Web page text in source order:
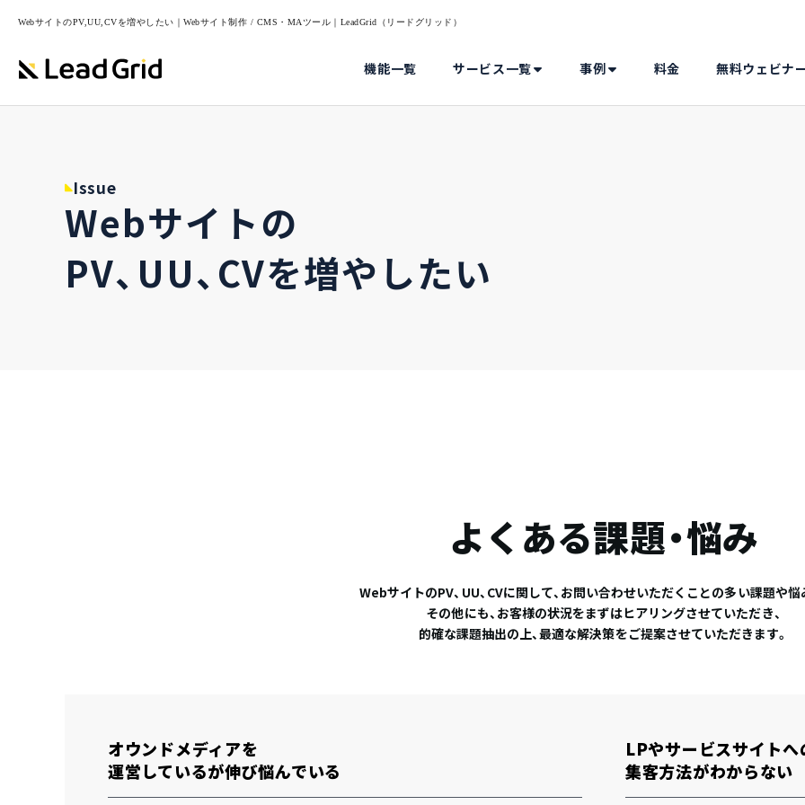
WebサイトのPV,UU,CVを増やしたい｜Webサイト制作 / CMS・MAツール｜LeadGrid（リードグリッド）
機能一覧 サービス一覧 事例 料金 無料ウェビナ
Issue
Webサイトの
PV、UU、CVを増やしたい
よくある課題・悩み
WebサイトのPV、UU、CVに関して、お問い合わせいただくことの多い課題や悩
その他にも、お客様の状況をまずはヒアリングさせていただき、
的確な課題抽出の上、最適な解決策をご提案させていただきます。
オウンドメディアを
運営しているが伸び悩んでいる
LPやサービスサイトへ
集客方法がわからない